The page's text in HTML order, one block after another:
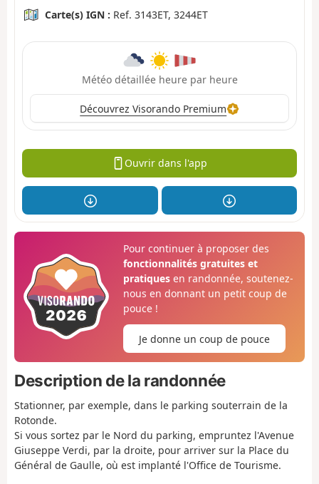
Carte(s) IGN : Ref. 3143ET, 3244ET
Météo détaillée heure par heure
Découvrez Visorando Premium
Ouvrir dans l'app
Pour continuer à proposer des
fonctionnalités gratuites et
pratiquesen randonnée, soutenez-
nous en donnant un petit coup de
pouce !
Je donne un coup de pouce
Description de la randonnée
Stationner, par exemple, dans le parking souterrain de la
Rotonde.
Si vous sortez par le Nord du parking, empruntez l'Avenue
Giuseppe Verdi, par la droite, pour arriver sur la Place du
Général de Gaulle, où est implanté l'Office de Tourisme.